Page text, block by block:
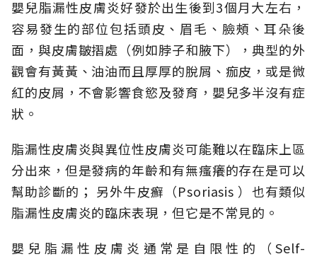
嬰兒脂漏性皮膚炎好發於出生後到3個月大左右，
容易發生的部位包括頭皮、眉毛、臉頰、耳朵後
面，與皮膚皺摺處（例如脖子和腋下），典型的外
觀會有黃黃、油油而且厚厚的脫屑、痂皮，或是微
紅的皮屑，不會影響食慾及發育，嬰兒多半沒有症
狀。
脂漏性皮膚炎與異位性皮膚炎可能難以在臨床上區
分出來，但是發病的年齡和有無瘙癢的存在是可以
幫助診斷的； 另外牛皮癬（Psoriasis ）也有類似
脂漏性皮膚炎的臨床表現，但它是不常見的。
嬰兒脂漏性皮膚炎通常是自限性的（Self-